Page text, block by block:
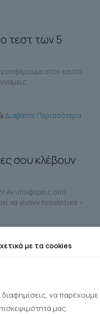
τεστ των 5
στον εαυτό
Διαβάστε Περισσότερα
σου κλέβουν
Αν υποφέρεις από
να γίνουν ενοχλητικά –
με τα cookies
να παρέχουμε
μας.